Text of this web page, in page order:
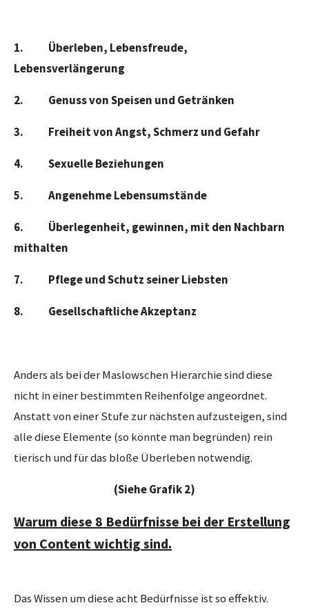
1. Überleben, Lebensfreude,
Lebensverlängerung
2. Genuss von Speisen und Getränken
3. Freiheit von Angst, Schmerz und Gefahr
4. Sexuelle Beziehungen
5. Angenehme Lebensumstände
6. Überlegenheit, gewinnen, mit den Nachbarn
mithalten
7. Pflege und Schutz seiner Liebsten
8. Gesellschaftliche Akzeptanz
Anders als bei der Maslowschen Hierarchie sind diese
nicht in einer bestimmten Reihenfolge angeordnet.
Anstatt von einer Stufe zur nächsten aufzusteigen, sind
alle diese Elemente (so könnte man begründen) rein
tierisch und für das bloße Überleben notwendig.
(Siehe Grafik 2)
Warum diese 8 Bedürfnisse bei der Erstellung
von Content wichtig sind.
Das Wissen um diese acht Bedürfnisse ist so effektiv.